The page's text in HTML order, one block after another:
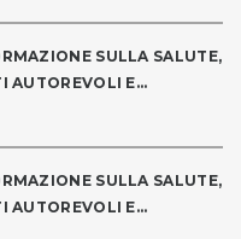
SULLA SALUTE,
AUTOREVOLI E...
SULLA SALUTE,
AUTOREVOLI E...